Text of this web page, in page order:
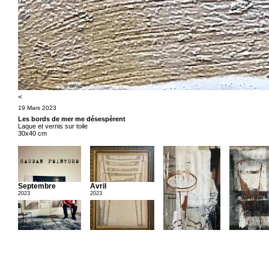
<
19 Mars 2023
Les bords de mer me désespèrent
Laque et vernis sur toile
30x40 cm
Septembre
2023
Avril
2023